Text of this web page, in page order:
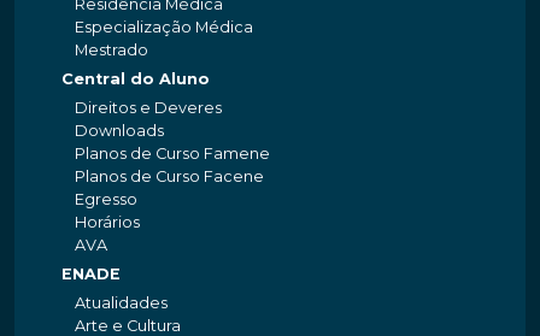
Residência Médica
Especialização Médica
Mestrado
Central do Aluno
Direitos e Deveres
Downloads
Planos de Curso Famene
Planos de Curso Facene
Egresso
Horários
AVA
ENADE
Atualidades
Arte e Cultura